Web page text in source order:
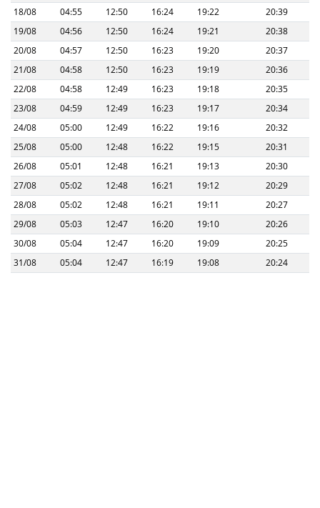
18/08
04:55 12:50 16:24 19:22
20:39
19/08
04:56 12:50 16:24 19:21
20:38
20/08
04:57 12:50 16:23 19:20
20:37
21/08
04:58 12:50 16:23 19:19
20:36
22/08
04:58 12:49 16:23 19:18
20:35
23/08
04:59 12:49 16:23 19:17
20:34
24/08
05:00 12:49 16:22 19:16
20:32
25/08
05:00 12:48 16:22 19:15
20:31
26/08
05:01 12:48 16:21 19:13
20:30
27/08
05:02 12:48 16:21 19:12
20:29
28/08
05:02 12:48 16:21 19:11
20:27
29/08
05:03 12:47 16:20 19:10
20:26
30/08
05:04 12:47 16:20 19:09
20:25
31/08
05:04 12:47 16:19 19:08 20:24